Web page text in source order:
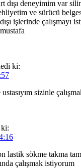
dışı deneyimim var
ve sürücü
işlerinde çalışmayı
ki:
sizinle
lastik sökme takma
çalışmak istiyorum